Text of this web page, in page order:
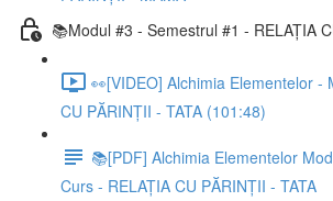
📚Modul #3 - Semestrul #1 - RELAȚIA
👀[VIDEO] Alchimia Elementelor -
CU PĂRINȚII - TATA (101:48)
📚[PDF] Alchimia Elementelor
Curs - RELAȚIA CU PĂRINȚII - TATA